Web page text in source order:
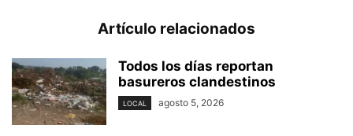
Artículo relacionados
Todos los días reportan
basureros clandestinos
LOCAL agosto 5, 2026